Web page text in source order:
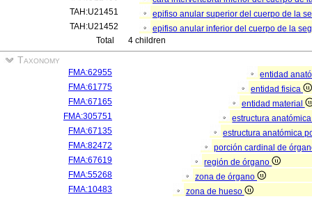
TAH:U21451
epifiso anular superior del cuerpo de la
TAH:U21452
epifiso anular inferior del cuerpo de la
Total
4 children
Taxonomy
FMA:62955
entidad
FMA:61775
entidad fisica
FMA:67165
entidad material
FMA:305751
estructura
FMA:67135
estructura anatómica
FMA:82472
porción cardinal de
FMA:67619
región de órgano
FMA:55268
zona de órgano
FMA:10483
zona de hueso